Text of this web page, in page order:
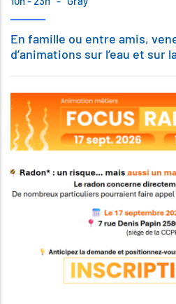
En famille ou entre amis,
d’animations sur l’eau et sur